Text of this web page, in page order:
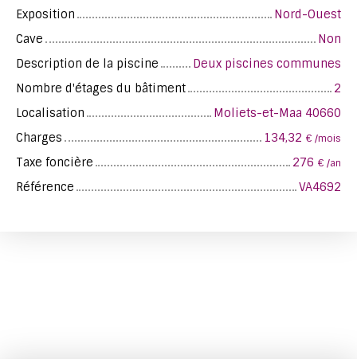
Exposition
Nord-Ouest
Cave
Non
Description de la piscine
Deux piscines communes
Nombre d'étages du bâtiment
2
Localisation
Moliets-et-Maa 40660
Charges
134,32 € /mois
Taxe foncière 276 € /an
Référence VA4692